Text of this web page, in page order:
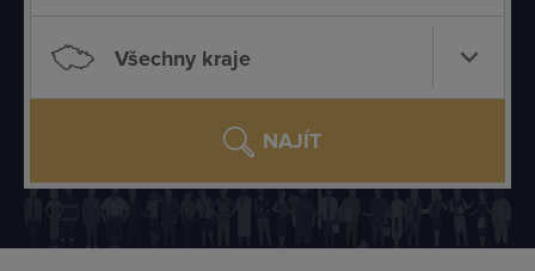
Všechny kraje
NAJÍT